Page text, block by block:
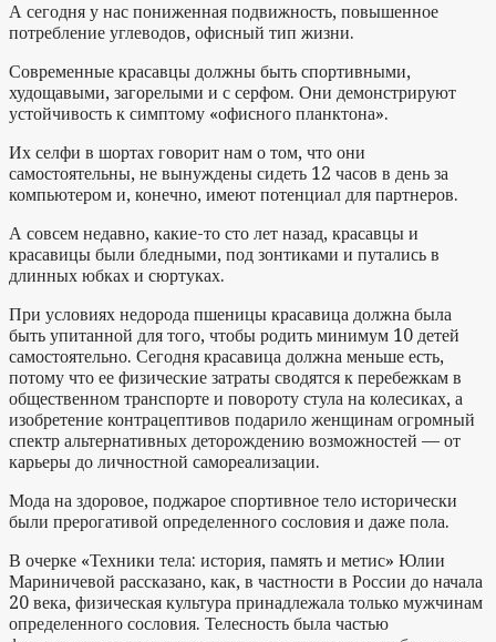
А сегодня у нас пониженная подвижность, повышенное
потребление углеводов, офисный тип жизни.
Современные красавцы должны быть спортивными,
худощавыми, загорелыми и с серфом. Они демонстрируют
устойчивость к симптому «офисного планктона».
Их селфи в шортах говорит нам о том, что они
самостоятельны, не вынуждены сидеть 12 часов в день за
компьютером и, конечно, имеют потенциал для партнеров.
А совсем недавно, какие-то сто лет назад, красавцы и
красавицы были бледными, под зонтиками и путались в
длинных юбках и сюртуках.
При условиях недорода пшеницы красавица должна была
быть упитанной для того, чтобы родить минимум 10 детей
самостоятельно. Сегодня красавица должна меньше есть,
потому что ее физические затраты сводятся к перебежкам в
общественном транспорте и повороту стула на колесиках, а
изобретение контрацептивов подарило женщинам огромный
спектр альтернативных деторождению возможностей — от
карьеры до личностной самореализации.
Мода на здоровое, поджарое спортивное тело исторически
были прерогативой определенного сословия и даже пола.
В очерке «Техники тела: история, память и метис» Юлии
Мариничевой рассказано, как, в частности в России до начала
20 века, физическая культура принадлежала только мужчинам
определенного сословия. Телесность была частью